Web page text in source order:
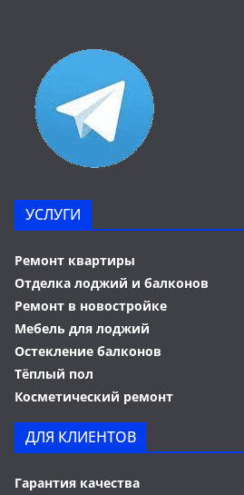
УСЛУГИ
Ремонт квартиры
Отделка лоджий и балконов
Ремонт в новостройке
Мебель для лоджий
Остекление балконов
Тёплый пол
Косметический ремонт
ДЛЯ КЛИЕНТОВ
Гарантия качества